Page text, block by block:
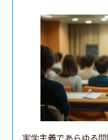
実学主義であらゆる